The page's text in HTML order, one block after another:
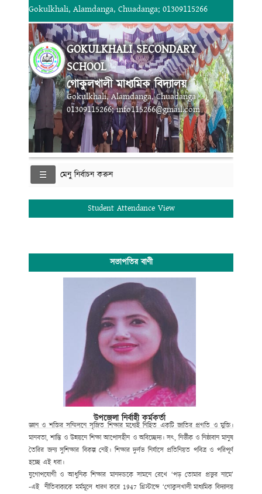
Gokulkhali, Alamdanga, Chuadanga; 01309115266
GOKULKHALI SECONDARY
SCHOOL
গোকুলখালী মাধ্যমিক বিদ্যালয়
Gokulkhali, Alamdanga, Chuadanga
01309115266; info115266@gmail.com
মেনু নির্বাচন করুন
Student Attendance View
সভাপতির বাণী
উপজেলা নির্বাহী কর্মকর্তা
জ্ঞান ও শক্তির সম্মিলনে সৃজিত শিক্ষার মধ্যেই নিহিত একটি জাতির প্রগতি ও মুক্তি।
মানবতা, শান্তি ও উন্নয়নে শিক্ষা আপোসহীন ও অবিচ্ছেদ্য। সৎ, নির্ভীক ও নিষ্ঠাবান মানুষ
তৈরির জন্য সুশিক্ষার বিকল্প নেই। শিক্ষার দুর্লভ নির্যাসে প্রতিনিয়ত পবিত্র ও পরিপূর্ণ
হচ্ছে এই ধরা।
যুগোপযোগী ও আধুনিক শিক্ষার মানদন্ডকে সামনে রেখে ‘পড় তোমার প্রভুর নামে’
-এই নীতিবাক্যকে মর্মমূলে ধারণ করে1947 খ্রিস্টাব্দে ‘গোকুলখালী মাধ্যমিক বিদ্যালয়